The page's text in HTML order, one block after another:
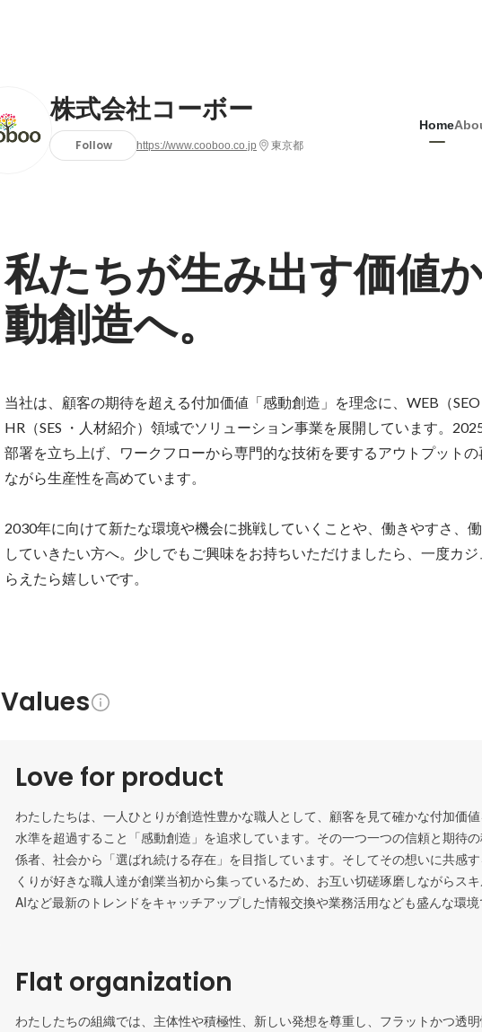
株式会社コーボー
Follow https://www.cooboo.co.jp 東京都
Home
私たちが生み出す価値
動創造へ。
当社は、顧客の期待を超える付加価値「感動創造」を理念に、WEB（SEO
HR（SES ・人材紹介）領域でソリューション事業を展開しています。
部署を立ち上げ、ワークフローから専門的な技術を要するアウトプット
ながら生産性を高めています。
2030年に向けて新たな環境や機会に挑戦していくことや、働きやすさ、
していきたい方へ。少しでもご興味をお持ちいただけましたら、一度カ
らえたら嬉しいです。
Values
Love for product
わたしたちは、一人ひとりが創造性豊かな職人として、顧客を見て確かな付加価
水準を超過すること「感動創造」を追求しています。その一つ一つの信頼と期待
係者、社会から「選ばれ続ける存在」を目指しています。そしてその想いに共感
くりが好きな職人達が創業当初から集っているため、お互い切磋琢磨しながらス
AIなど最新のトレンドをキャッチアップした情報交換や業務活用なども盛んな環境
Flat organization
わたしたちの組織では、主体性や積極性、新しい発想を尊重し、フラットかつ透